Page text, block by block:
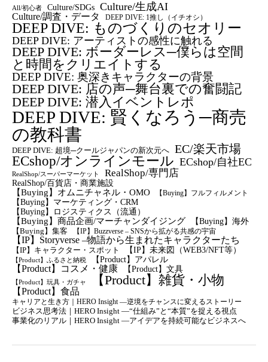
All/初心者 Culture/SDGs Culture/生成AI
Culture/調査・データ DEEP DIVE: 1推し（イチオシ）
DEEP DIVE: ものづくりのセオリー
DEEP DIVE: アーティストの感性に触れる
DEEP DIVE: ボーダーレス─僕らは空間
と時間をクリエイトする
DEEP DIVE: 奥深きキャラクターの背景
DEEP DIVE: 店の声─舞台裏での奮闘記
DEEP DIVE: 潜入イベントレポ
DEEP DIVE: 賢くなろう─商売
の教科書
DEEP DIVE: 超境─クールジャパンの新次元へ EC/楽天市場
ECshop/オンラインモール ECshop/自社EC
RealShop/スーパーマーケット RealShop/専門店
RealShop/百貨店・商業施設
【Buying】オムニチャネル・OMO
【Buying】フルフィルメント
【Buying】マーケティング・CRM
【buying】ロジスティクス（流通）
【Buying】商品企画/マーチャンダイジング 【Buying】海外
【Buying】集客 【IP】Buzzverse – SNSから拡がる共感の宇宙
【IP】Storyverse –物語から生まれたキャラクターたち
【IP】キャラクター・スポット 【IP】未来図（WEB3/NFT等）
【Product】ふるさと納税 【Product】アパレル
【Product】コスメ・健康 【Product】文具
【Product】玩具・ガチャ 【Product】雑貨・小物
【Product】食品
キャリアと生き方｜HERO Insight —逆境をチャンスに変えるストーリー
ビジネス思考法｜HERO Insight —“仕組み”と“本質”を捉える視点
事業化のリアル｜HERO Insight —アイデアを持続可能なビジネスへ